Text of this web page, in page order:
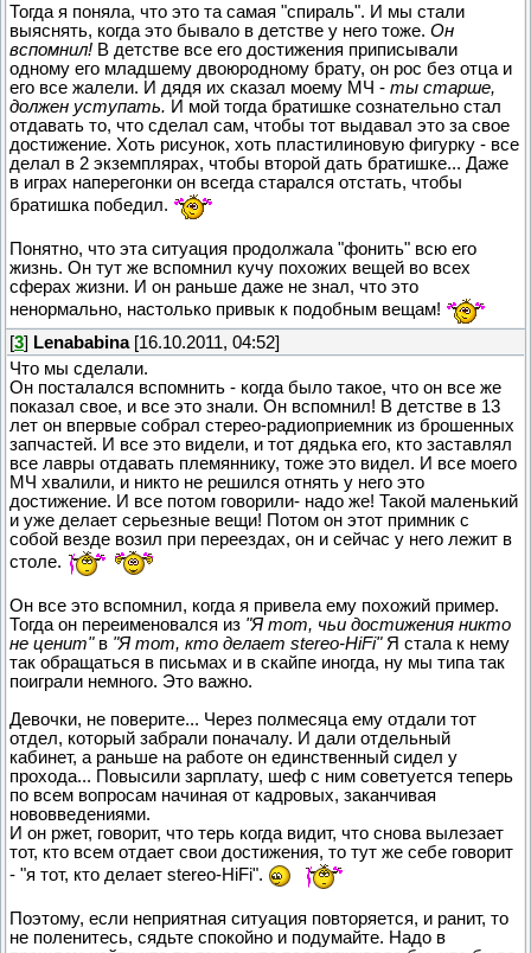
Тогда я поняла, что это та самая "спираль". И мы стали
выяснять, когда это бывало в детстве у него тоже. Он
вспомнил! В детстве все его достижения приписывали
одному его младшему двоюродному брату, он рос без отца и
его все жалели. И дядя их сказал моему МЧ - ты старше,
должен уступать. И мой тогда братишке сознательно стал
отдавать то, что сделал сам, чтобы тот выдавал это за свое
достижение. Хоть рисунок, хоть пластилиновую фигурку - все
делал в 2 экземплярах, чтобы второй дать братишке... Даже
в играх наперегонки он всегда старался отстать, чтобы
братишка победил.
Понятно, что эта ситуация продолжала "фонить" всю его
жизнь. Он тут же вспомнил кучу похожих вещей во всех
сферах жизни. И он раньше даже не знал, что это
ненормально, настолько привык к подобным вещам!
[3] Lenababina[16.10.2011, 04:52]
Что мы сделали.
Он посталался вспомнить - когда было такое, что он все же
показал свое, и все это знали. Он вспомнил! В детстве в 13
лет он впервые собрал стерео-радиоприемник из брошенных
запчастей. И все это видели, и тот дядька его, кто заставлял
все лавры отдавать племяннику, тоже это видел. И все моего
МЧ хвалили, и никто не решился отнять у него это
достижение. И все потом говорили- надо же! Такой маленький
и уже делает серьезные вещи! Потом он этот примник с
собой везде возил при переездах, он и сейчас у него лежит в
столе.
Он все это вспомнил, когда я привела ему похожий пример.
Тогда он переименовался из "Я тот, чьи достижения никто
не ценит"в "Я тот, кто делает stereo-HiFi"Я стала к нему
так обращаться в письмах и в скайпе иногда, ну мы типа так
поиграли немного. Это важно.
Девочки, не поверите... Через полмесяца ему отдали тот
отдел, который забрали поначалу. И дали отдельный
кабинет, а раньше на работе он единственный сидел у
прохода... Повысили зарплату, шеф с ним советуется теперь
по всем вопросам начиная от кадровых, заканчивая
нововведениями.
И он ржет, говорит, что терь когда видит, что снова вылезает
тот, кто всем отдает свои достижения, то тут же себе говорит
- "я тот, кто делает stereo-HiFi".
Поэтому, если неприятная ситуация повторяется, и ранит, то
не поленитесь, сядьте спокойно и подумайте. Надо в